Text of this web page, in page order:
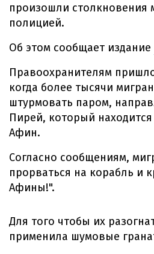
произошли столкновения
полицией.
Об этом сообщает издание
Правоохранителям
когда более тысячи
штурмовать паром,
Пирей, который
Афин.
Согласно сообщениям,
прорваться на корабль и
Афины!".
Для того чтобы их
применила шумовые